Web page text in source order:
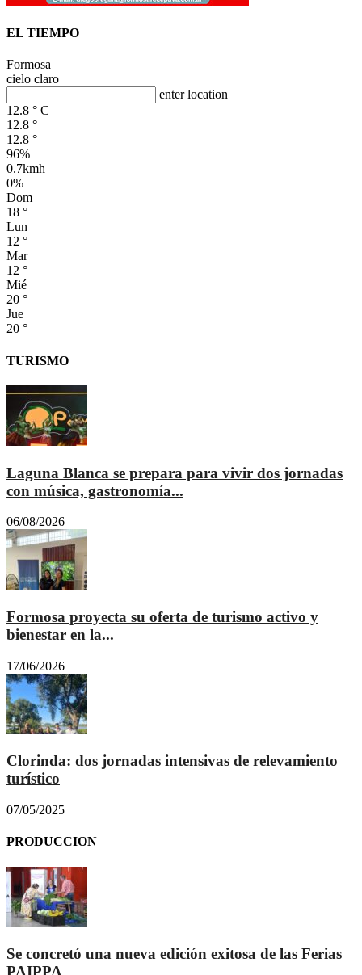
EL TIEMPO
Formosa
cielo claro
enter location
12.8 ° C
12.8 °
12.8 °
96%
0.7kmh
0%
Dom
18 °
Lun
12 °
Mar
12 °
Mié
20 °
Jue
20 °
TURISMO
Laguna Blanca se prepara para vivir dos jornadas
con música, gastronomía...
06/08/2026
Formosa proyecta su oferta de turismo activo y
bienestar en la...
17/06/2026
Clorinda: dos jornadas intensivas de relevamiento
turístico
07/05/2025
PRODUCCION
Se concretó una nueva edición exitosa de las Ferias